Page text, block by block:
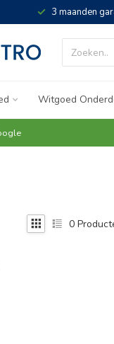
3 maanden
Witgoed
0